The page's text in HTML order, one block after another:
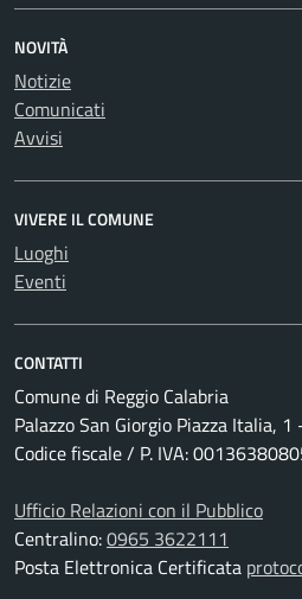
NOVITÀ
Notizie
Comunicati
Avvisi
VIVERE IL COMUNE
Luoghi
Eventi
CONTATTI
Comune di Reggio Calabria
Palazzo San Giorgio Piazza Italia,
Codice fiscale / P. IVA:
Ufficio Relazioni con il Pubblico
Centralino:0965 3622111
Posta Elettronica Certificata